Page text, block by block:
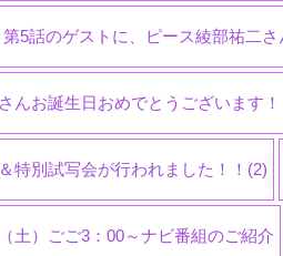
第5話のゲストに、ピース綾部祐二さ
んお誕生日おめでとうございます
特別試写会が行われました！！(2)
土）ごご3：00～ナビ番組のご紹介